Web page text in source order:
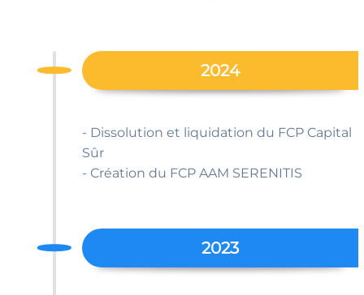
2024
- Dissolution et liquidation du FCP Capital
Sûr
- Création du FCP AAM SERENITIS
2023